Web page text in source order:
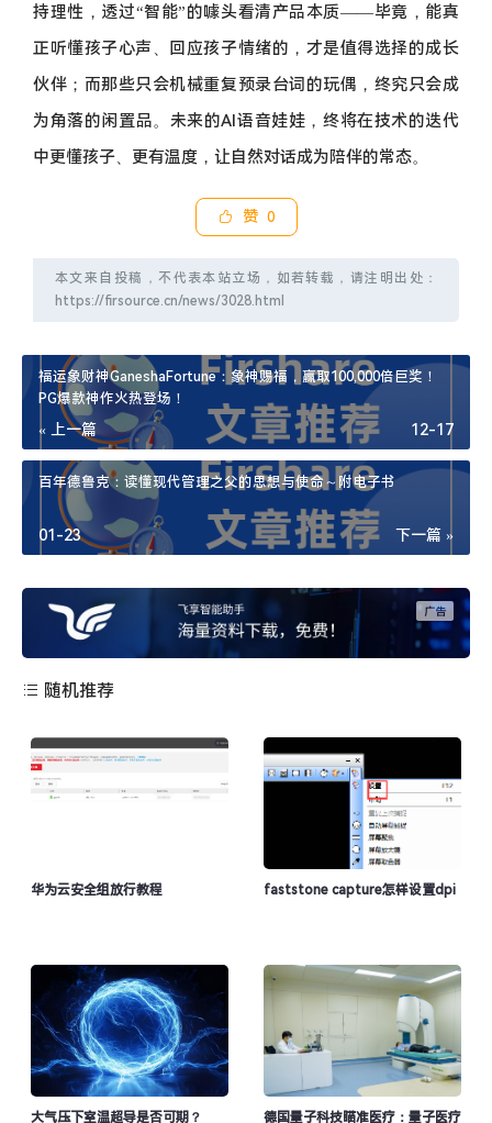
持理性，透过“智能”的噱头看清产品本质——毕竟，能真
正听懂孩子心声、回应孩子情绪的，才是值得选择的成长
伙伴；而那些只会机械重复预录台词的玩偶，终究只会成
为角落的闲置品。未来的AI语音娃娃，终将在技术的迭代
中更懂孩子、更有温度，让自然对话成为陪伴的常态。
赞 0
本文来自投稿，不代表本站立场，如若转载，请注明出处：
https://firsource.cn/news/3028.html
福运象财神GaneshaFortune：象神赐福，赢取100,000倍巨奖！
PG爆款神作火热登场！
« 上一篇 12-17
百年德鲁克：读懂现代管理之父的思想与使命～附电子书
下一篇 »
01-23
随机推荐
华为云安全组放行教程 faststone capture怎样设置dpi
大气压下室温超导是否可期？ 德国量子科技瞄准医疗：量子医疗